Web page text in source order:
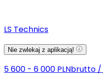
LS Technics
Nie zwlekaj z aplikacją!
5 600 - 6 000 PLNbrutto /